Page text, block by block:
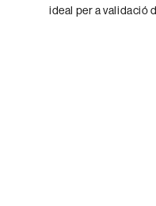
ideal per a validació